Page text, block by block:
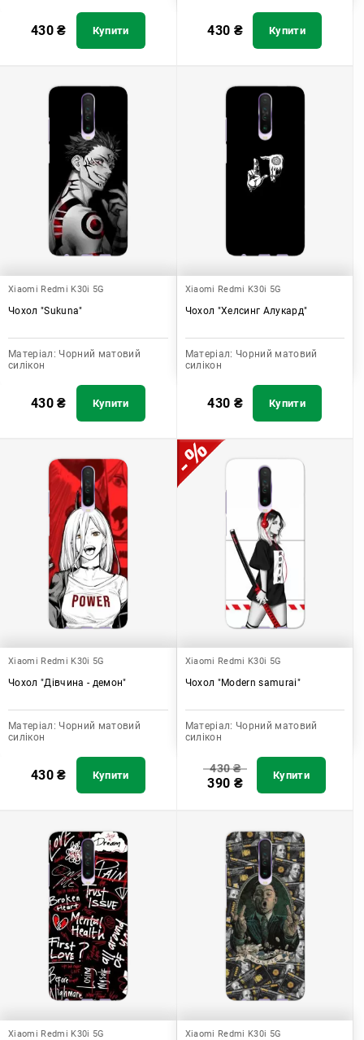
430₴ Купити 430 ₴ Купити
Xiaomi Redmi K30i 5G
Чохол "Sukuna"
Матеріал: Чорний матовий
силікон
430₴ Купити
Xiaomi Redmi K30i 5G
Чохол "Хелсинг Алукард"
Матеріал: Чорний матовий
силікон
430 ₴ Купити
Xiaomi Redmi K30i 5G
Чохол "Дівчина - демон"
Матеріал: Чорний матовий
силікон
430₴ Купити
Xiaomi Redmi K30i 5G
Чохол "Modern samurai"
Матеріал: Чорний матовий
силікон
430₴
390 ₴ Купити
Xiaomi Redmi K30i 5G Xiaomi Redmi K30i 5G